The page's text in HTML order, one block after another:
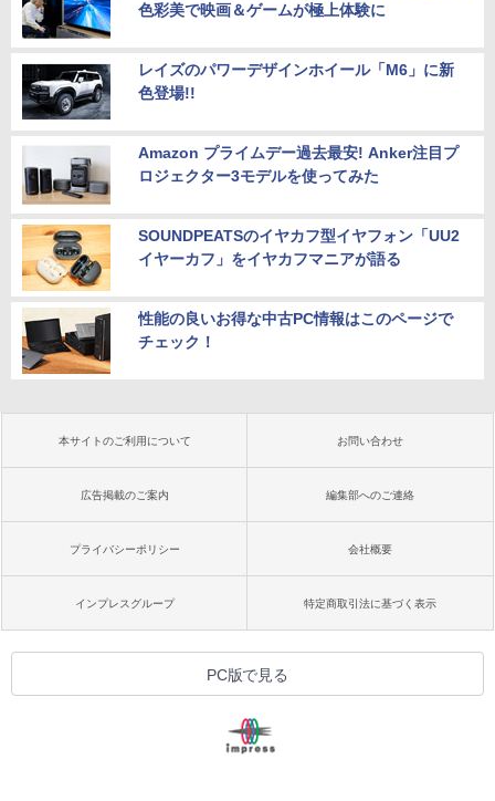
色彩美で映画＆ゲームが極上体験に
レイズのパワーデザインホイール「M6」に新
色登場!!
Amazon プライムデー過去最安! Anker注目プ
ロジェクター3モデルを使ってみた
SOUNDPEATSのイヤカフ型イヤフォン「UU2
イヤーカフ」をイヤカフマニアが語る
性能の良いお得な中古PC情報はこのページで
チェック！
本サイトのご利用について お問い合わせ
広告掲載のご案内 編集部へのご連絡
プライバシーポリシー 会社概要
インプレスグループ 特定商取引法に基づく表示
PC版で見る